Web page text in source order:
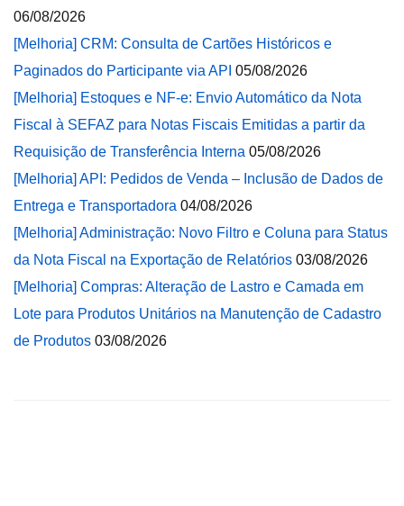
06/08/2026
[Melhoria] CRM: Consulta de Cartões Históricos e
Paginados do Participante via API 05/08/2026
[Melhoria] Estoques e NF-e: Envio Automático da Nota
Fiscal à SEFAZ para Notas Fiscais Emitidas a partir da
Requisição de Transferência Interna 05/08/2026
[Melhoria] API: Pedidos de Venda – Inclusão de Dados de
Entrega e Transportadora 04/08/2026
[Melhoria] Administração: Novo Filtro e Coluna para Status
da Nota Fiscal na Exportação de Relatórios 03/08/2026
[Melhoria] Compras: Alteração de Lastro e Camada em
Lote para Produtos Unitários na Manutenção de Cadastro
de Produtos 03/08/2026